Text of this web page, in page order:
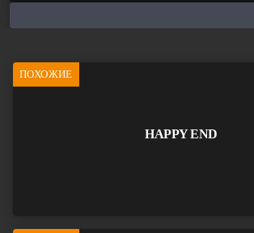
ПОХОЖИЕ
HAPPY END